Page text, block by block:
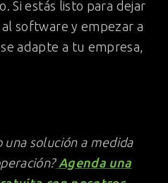
Si estás listo para dejar
software y empezar a
adapte a tu empresa,
solución a medida
Agenda una